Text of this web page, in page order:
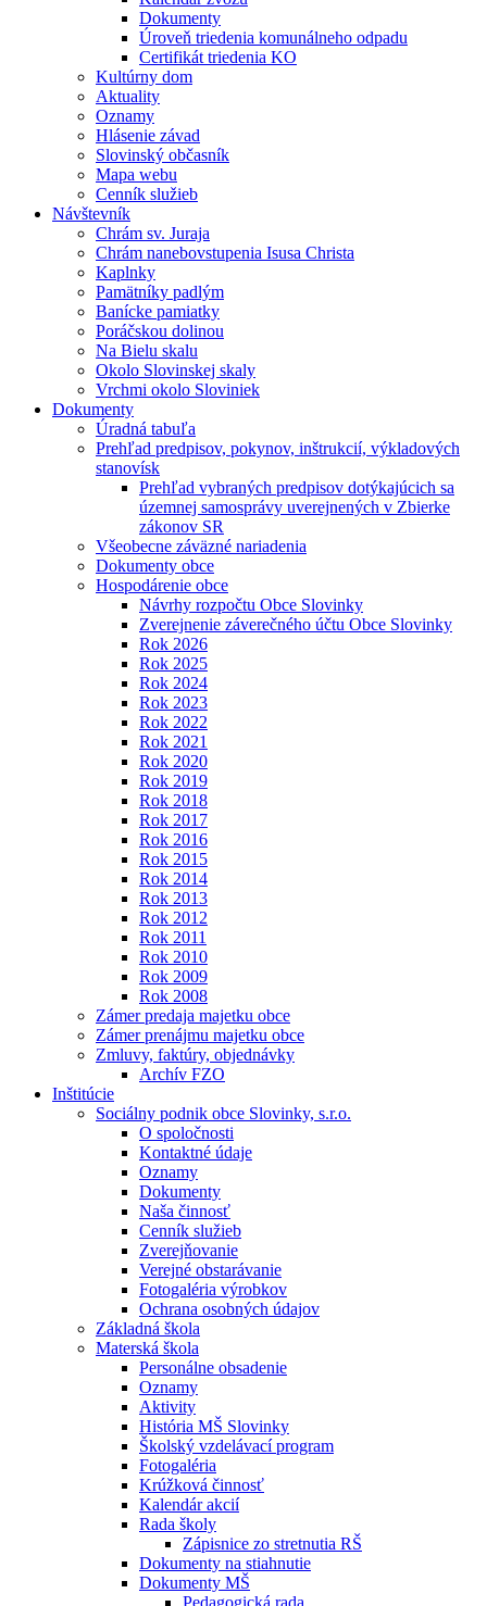
Dokumenty
Úroveň triedenia komunálneho odpadu
Certifikát triedenia KO
Kultúrny dom
Aktuality
Oznamy
Hlásenie závad
Slovinský občasník
Mapa webu
Cenník služieb
Návštevník
Chrám sv. Juraja
Chrám nanebovstupenia Isusa Christa
Kaplnky
Pamätníky padlým
Banícke pamiatky
Poráčskou dolinou
Na Bielu skalu
Okolo Slovinskej skaly
Vrchmi okolo Sloviniek
Dokumenty
Úradná tabuľa
Prehľad predpisov, pokynov, inštrukcií, výkladových
stanovísk
Prehľad vybraných predpisov dotýkajúcich sa
územnej samosprávy uverejnených v Zbierke
zákonov SR
Všeobecne záväzné nariadenia
Dokumenty obce
Hospodárenie obce
Návrhy rozpočtu Obce Slovinky
Zverejnenie záverečného účtu Obce Slovinky
Rok 2026
Rok 2025
Rok 2024
Rok 2023
Rok 2022
Rok 2021
Rok 2020
Rok 2019
Rok 2018
Rok 2017
Rok 2016
Rok 2015
Rok 2014
Rok 2013
Rok 2012
Rok 2011
Rok 2010
Rok 2009
Rok 2008
Zámer predaja majetku obce
Zámer prenájmu majetku obce
Zmluvy, faktúry, objednávky
Archív FZO
Inštitúcie
Sociálny podnik obce Slovinky, s.r.o.
O spoločnosti
Kontaktné údaje
Oznamy
Dokumenty
Naša činnosť
Cenník služieb
Zverejňovanie
Verejné obstarávanie
Fotogaléria výrobkov
Ochrana osobných údajov
Základná škola
Materská škola
Personálne obsadenie
Oznamy
Aktivity
História MŠ Slovinky
Školský vzdelávací program
Fotogaléria
Krúžková činnosť
Kalendár akcií
Rada školy
Zápisnice zo stretnutia RŠ
Dokumenty na stiahnutie
Dokumenty MŠ
Pedagogická rada